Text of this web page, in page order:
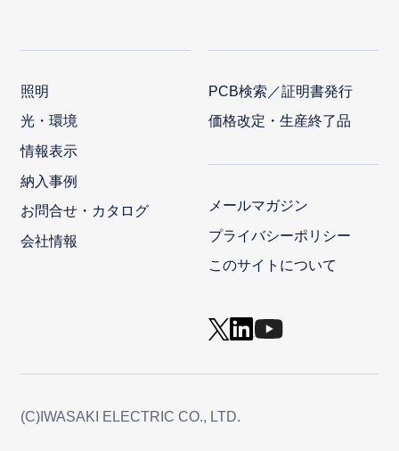
照明
光・環境
情報表示
納入事例
お問合せ・カタログ
会社情報
PCB検索／証明書発行
価格改定・生産終了品
メールマガジン
プライバシーポリシー
このサイトについて
(C)IWASAKI ELECTRIC CO., LTD.